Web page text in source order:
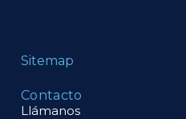
Sitemap
Contacto
Llámanos